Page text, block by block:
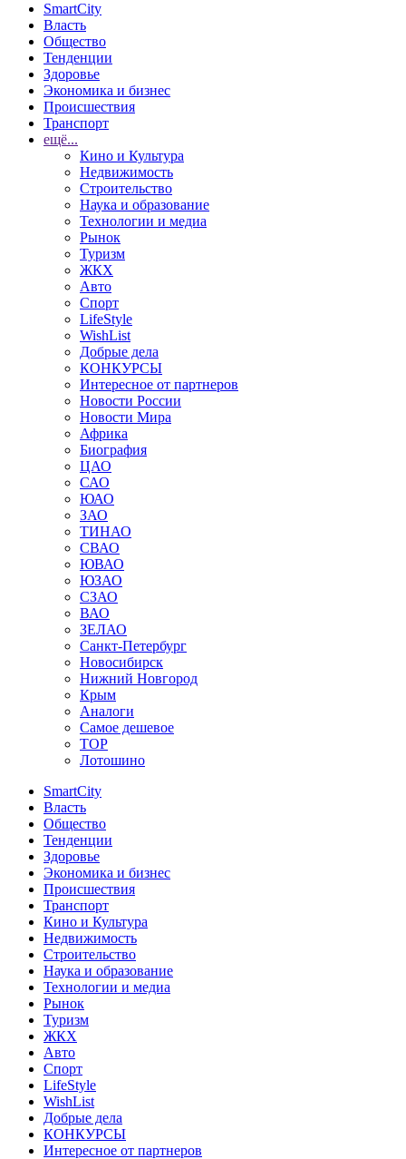
SmartCity
Власть
Общество
Тенденции
Здоровье
Экономика и бизнес
Происшествия
Транспорт
ещё...
Кино и Культура
Недвижимость
Строительство
Наука и образование
Технологии и медиа
Рынок
Туризм
ЖКХ
Авто
Спорт
LifeStyle
WishList
Добрые дела
КОНКУРСЫ
Интересное от партнеров
Новости России
Новости Мира
Африка
Биография
ЦАО
САО
ЮАО
ЗАО
ТИНАО
СВАО
ЮВАО
ЮЗАО
СЗАО
ВАО
ЗЕЛАО
Санкт-Петербург
Новосибирск
Нижний Новгород
Крым
Аналоги
Самое дешевое
TOP
Лотошино
SmartCity
Власть
Общество
Тенденции
Здоровье
Экономика и бизнес
Происшествия
Транспорт
Кино и Культура
Недвижимость
Строительство
Наука и образование
Технологии и медиа
Рынок
Туризм
ЖКХ
Авто
Спорт
LifeStyle
WishList
Добрые дела
КОНКУРСЫ
Интересное от партнеров